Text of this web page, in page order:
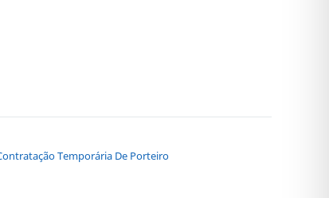
Temporária De Porteiro